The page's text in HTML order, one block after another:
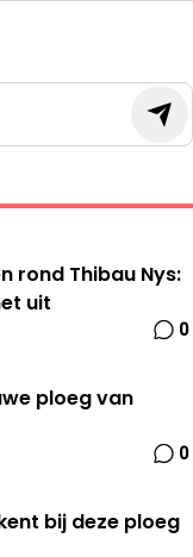
rond Thibau Nys:
uit
0
ploeg van
0
bij deze ploeg